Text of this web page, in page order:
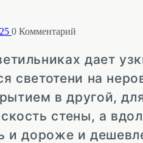
0 Комментарий
дает
светотени на
в другой,
стены, а
и дороже и